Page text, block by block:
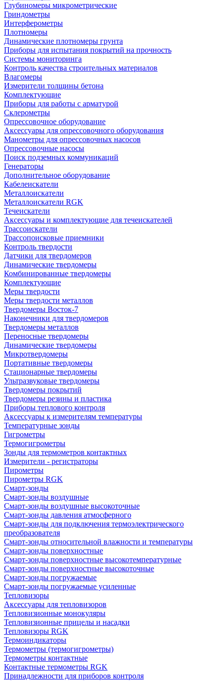
Глубиномеры микрометрические
Гриндометры
Интерферометры
Плотномеры
Динамические плотномеры грунта
Приборы для испытания покрытий на прочность
Системы мониторинга
Контроль качества строительных материалов
Влагомеры
Измерители толщины бетона
Комплектующие
Приборы для работы с арматурой
Склерометры
Опрессовочное оборудование
Аксессуары для опрессовочного оборудования
Манометры для опрессовочных насосов
Опрессовочные насосы
Поиск подземных коммуникаций
Генераторы
Дополнительное оборудование
Кабелеискатели
Металлоискатели
Металлоискатели RGK
Течеискатели
Аксессуары и комплектующие для течеискателей
Трассоискатели
Трассопоисковые приемники
Контроль твердости
Датчики для твердомеров
Динамические твердомеры
Комбинированные твердомеры
Комплектующие
Меры твердости
Меры твердости металлов
Твердомеры Восток-7
Наконечники для твердомеров
Твердомеры металлов
Переносные твердомеры
Динамические твердомеры
Микротвердомеры
Портативные твердомеры
Стационарные твердомеры
Ультразвуковые твердомеры
Твердомеры покрытий
Твердомеры резины и пластика
Приборы теплового контроля
Аксессуары к измерителям температуры
Температурные зонды
Гигрометры
Термогигрометры
Зонды для термометров контактных
Измерители - регистраторы
Пирометры
Пирометры RGK
Смарт-зонды
Смарт-зонды воздушные
Смарт-зонды воздушные высокоточные
Смарт-зонды давления атмосферного
Смарт-зонды для подключения термоэлектрического
преобразователя
Смарт-зонды относительной влажности и температуры
Смарт-зонды поверхностные
Смарт-зонды поверхностные высокотемпературные
Смарт-зонды поверхностные высокоточные
Смарт-зонды погружаемые
Смарт-зонды погружаемые усиленные
Тепловизоры
Аксессуары для тепловизоров
Тепловизионные монокуляры
Тепловизионные прицелы и насадки
Тепловизоры RGK
Термоиндикаторы
Термометры (термогигрометры)
Термометры контактные
Контактные термометры RGK
Принадлежности для приборов контроля